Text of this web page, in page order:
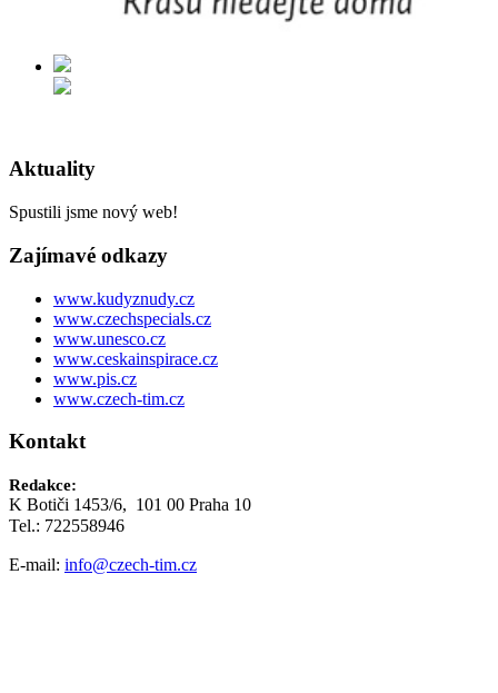
Aktuality
Spustili jsme nový web!
Zajímavé odkazy
www.kudyznudy.cz
www.czechspecials.cz
www.unesco.cz
www.ceskainspirace.cz
www.pis.cz
www.czech-tim.cz
Kontakt
Redakce:
K Botiči 1453/6, 101 00 Praha 10
Tel.: 722558946
E-mail: info@czech-tim.cz